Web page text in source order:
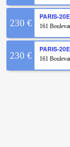
230 €
PARIS-
161
230 €
PARIS-
161